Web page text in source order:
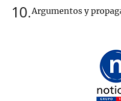
10 Argumentos y